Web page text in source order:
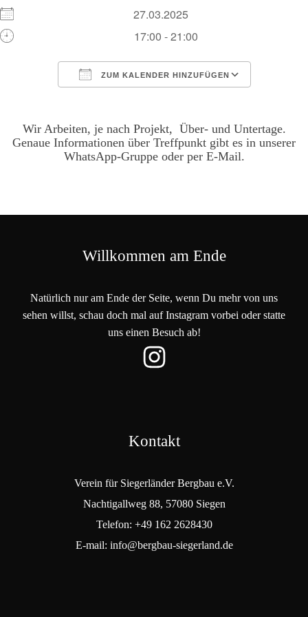
27.03.2025
17:00 - 21:00
ZUM KALENDER HINZUFÜGEN
Wir Arbeiten, je nach Projekt, Über- und Untertage.
Genaue Informationen über Treffpunkt gibt es in unserer
WhatsApp-Gruppe oder per E-Mail.
Willkommen am Ende
Natürlich nur am Ende der Seite, wenn Du mehr von uns
sehen willst, schau doch mal auf Instagram vorbei oder statte
uns einen Besuch ab!
Kontakt
Verein für Siegerländer Bergbau e.V.
Nachtigallweg 88, 57080 Siegen
Telefon: +49 162 2628430
E-mail: info@bergbau-siegerland.de